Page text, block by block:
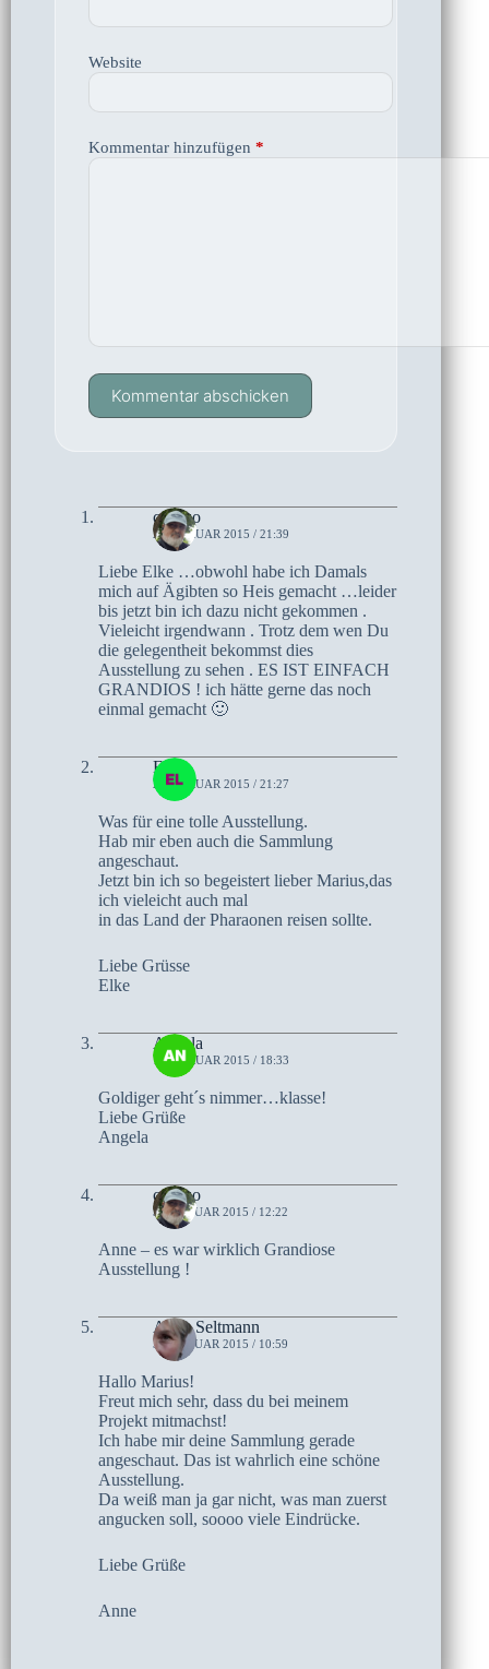
Website
Kommentar hinzufügen *
Kommentar abschicken
czoczo
2. FEBRUAR 2015 / 21:39
Liebe Elke …obwohl habe ich Damals
mich auf Ägibten so Heis gemacht …leider
bis jetzt bin ich dazu nicht gekommen .
Vieleicht irgendwann . Trotz dem wen Du
die gelegentheit bekommst dies
Ausstellung zu sehen . ES IST EINFACH
GRANDIOS ! ich hätte gerne das noch
einmal gemacht 🙂
Elke
2. FEBRUAR 2015 / 21:27
Was für eine tolle Ausstellung.
Hab mir eben auch die Sammlung
angeschaut.
Jetzt bin ich so begeistert lieber Marius,das
ich vieleicht auch mal
in das Land der Pharaonen reisen sollte.
Liebe Grüsse
Elke
Angela
1. FEBRUAR 2015 / 18:33
Goldiger geht´s nimmer…klasse!
Liebe Grüße
Angela
czoczo
31. JANUAR 2015 / 12:22
Anne – es war wirklich Grandiose
Ausstellung !
Anne Seltmann
31. JANUAR 2015 / 10:59
Hallo Marius!
Freut mich sehr, dass du bei meinem
Projekt mitmachst!
Ich habe mir deine Sammlung gerade
angeschaut. Das ist wahrlich eine schöne
Ausstellung.
Da weiß man ja gar nicht, was man zuerst
angucken soll, soooo viele Eindrücke.
Liebe Grüße
Anne